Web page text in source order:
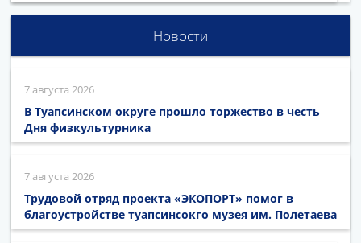
Новости
7 августа 2026
В Туапсинском округе прошло торжество в честь
Дня физкультурника
7 августа 2026
Трудовой отряд проекта «ЭКОПОРТ» помог в
благоустройстве туапсинсокго музея им. Полетаева